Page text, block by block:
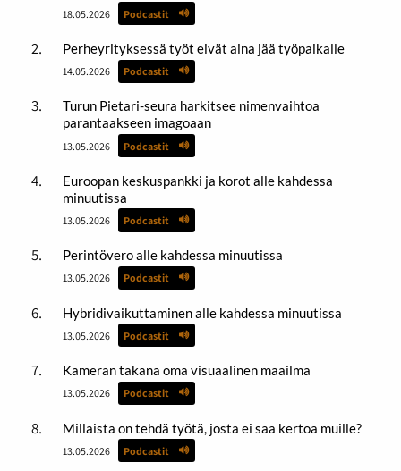
18.05.2026 Podcastit
Perheyrityksessä työt eivät aina jää työpaikalle
14.05.2026 Podcastit
Turun Pietari-seura harkitsee nimenvaihtoa
parantaakseen imagoaan
13.05.2026 Podcastit
Euroopan keskuspankki ja korot alle kahdessa
minuutissa
13.05.2026 Podcastit
Perintövero alle kahdessa minuutissa
13.05.2026 Podcastit
Hybridivaikuttaminen alle kahdessa minuutissa
13.05.2026 Podcastit
Kameran takana oma visuaalinen maailma
13.05.2026 Podcastit
Millaista on tehdä työtä, josta ei saa kertoa muille?
13.05.2026 Podcastit